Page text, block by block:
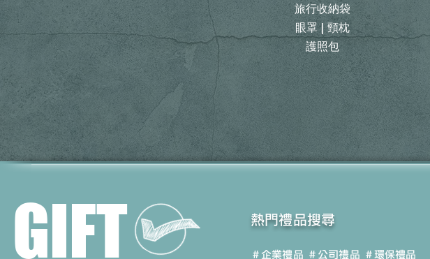
​旅行收納袋
眼罩 | 頸枕
護照包
GIFT ​熱門禮品搜尋
＃企業禮品 ＃公司禮品 ＃環保禮品